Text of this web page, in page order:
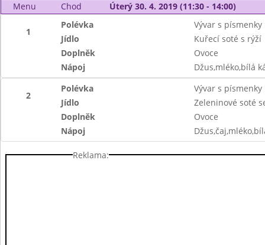
Menu
Chod Úterý 30. 4. 2019 (11:30 - 14:00)
1
Polévka
Vývar s písmenky
Jídlo
Kuřecí soté s rýží
Doplněk
Ovoce
Nápoj
Džus,mléko,bílá
2
Polévka
Vývar s písmenky
Jídlo
Zeleninové soté
Doplněk
Ovoce
Nápoj
Reklama: